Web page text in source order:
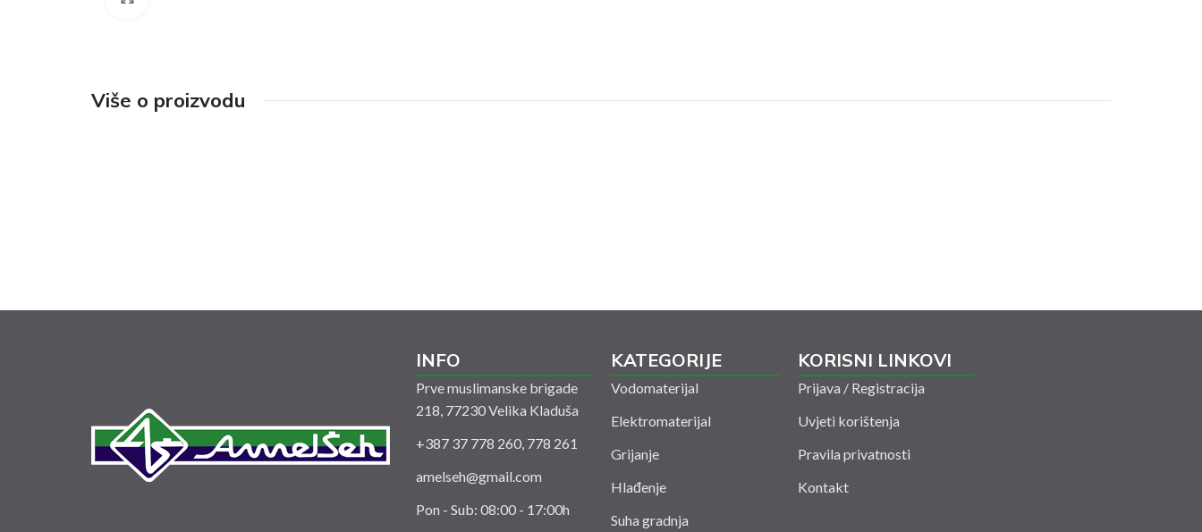
Više o proizvodu
INFO
Prve muslimanske brigade
218, 77230 Velika Kladuša
+387 37 778 260, 778 261
amelseh@gmail.com
Pon - Sub: 08:00 - 17:00h
KATEGORIJE
Vodomaterijal
Elektromaterijal
Grijanje
Hlađenje
Suha gradnja
KORISNI LINKOVI
Prijava / Registracija
Uvjeti korištenja
Pravila privatnosti
Kontakt